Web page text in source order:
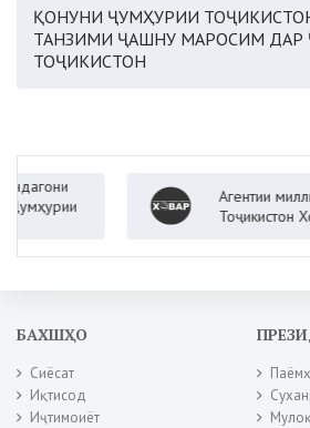
ҚОНУНИ ҶУМҲУРИИ
ТАНЗИМИ ҶАШНУ МАРОСИМ ДАР
ТОҶИКИСТОН
Агентии миллии
Тоҷикистон Ховар
БАХШҲО
Сиёсат
Иқтисод
Иҷтимоиёт